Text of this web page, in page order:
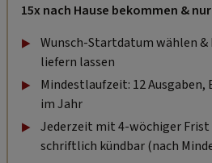
15x nach Hause bekommen &
Wunsch-Startdatum wählen &
liefern lassen
Mindestlaufzeit: 12 Ausgaben,
im Jahr
Jederzeit mit 4-wöchiger Frist
schriftlich kündbar (nach